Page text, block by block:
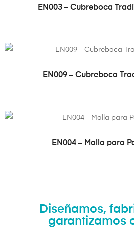
VER
EN003 – Cubreboca
VER
EN009 – Cubreboca
VER
EN004 – Malla para
Diseñamos,
garantizamos